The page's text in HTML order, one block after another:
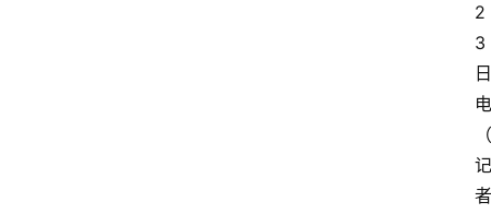
2
3
日
电
（
记
者